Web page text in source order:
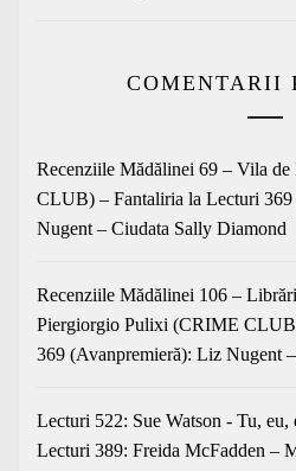
COMENTARII
Recenziile Mădălinei 69 – Vila
CLUB) – Fantaliria la Lecturi
Nugent – Ciudata Sally Diamond
Recenziile Mădălinei 106 –
Piergiorgio Pulixi (CRIME
369 (Avanpremieră): Liz Nugent
Lecturi 522: Sue Watson - Tu,
Lecturi 389: Freida McFadden –